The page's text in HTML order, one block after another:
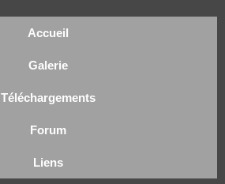
Accueil
Galerie
Téléchargements
Forum
Liens